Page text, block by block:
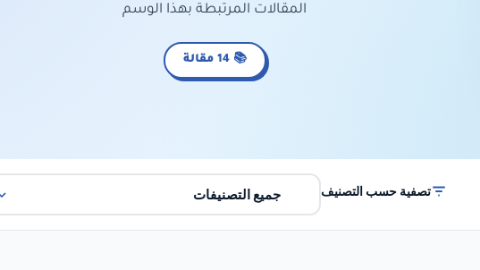
المقالات المرتبطة بهذا الوسم
📚 14 مقالة
تصفية حسب التصنيف